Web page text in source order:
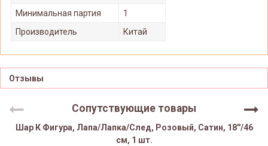
Минимальная партия
1
Производитель
Китай
Отзывы
Сопутствующие товары
Шар К Фигура, Лапа/Лапка/След, Розовый, Сатин, 18''/46
см, 1 шт.